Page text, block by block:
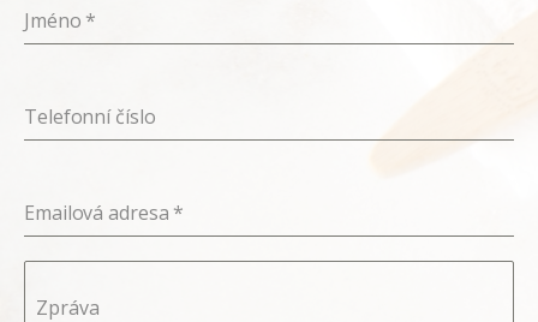
Jméno *
Telefonní číslo
Emailová adresa *
Zpráva